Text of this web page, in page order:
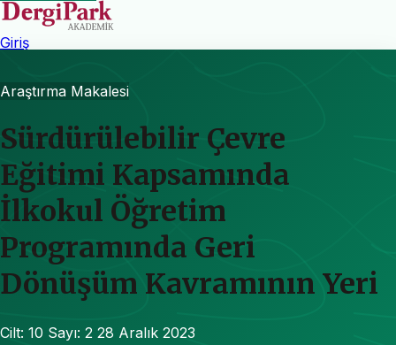
Giriş
Araştırma Makalesi
Sürdürülebilir Çevre
Eğitimi Kapsamında
İlkokul Öğretim
Programında Geri
Dönüşüm Kavramının Yeri
Cilt: 10 Sayı: 2 28 Aralık 2023